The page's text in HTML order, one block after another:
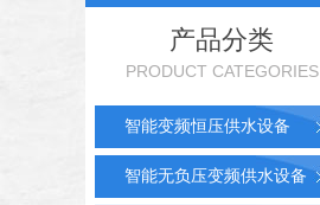
产品分类
PRODUCT CATEGORIES
智能变频恒压供水设备
智能无负压变频供水设备